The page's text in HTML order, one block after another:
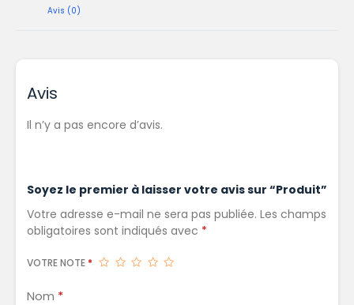
Avis (0)
Avis
Il n’y a pas encore d’avis.
Soyez le premier à laisser votre avis sur “Produit”
Votre adresse e-mail ne sera pas publiée. Les champs
obligatoires sont indiqués avec *
VOTRE NOTE *
Nom *